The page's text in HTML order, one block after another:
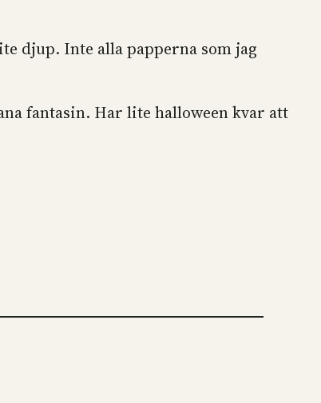
djup. Inte alla papperna som jag
fantasin. Har lite halloween kvar att